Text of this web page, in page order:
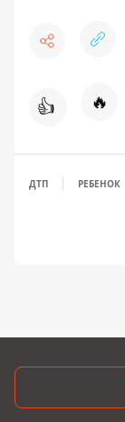
👍 🔥
ДТП РЕБЕНОК